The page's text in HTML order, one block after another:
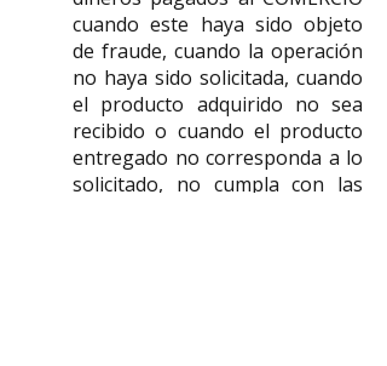
cuando este haya sido objeto
de fraude, cuando la operación
no haya sido solicitada, cuando
el producto adquirido no sea
recibido o cuando el producto
entregado no corresponda a lo
solicitado, no cumpla con las